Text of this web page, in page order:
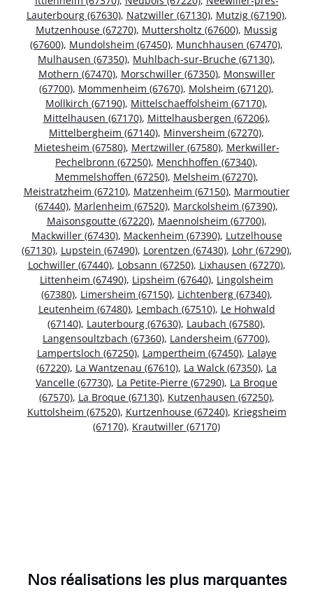
Lauterbourg (67630), Natzwiller (67130), Mutzig (67190),
Mutzenhouse (67270), Muttersholtz (67600), Mussig
(67600), Mundolsheim (67450), Munchhausen (67470),
Mulhausen (67350), Muhlbach-sur-Bruche (67130),
Mothern (67470), Morschwiller (67350), Monswiller
(67700), Mommenheim (67670), Molsheim (67120),
Mollkirch (67190), Mittelschaeffolsheim (67170),
Mittelhausen (67170), Mittelhausbergen (67206),
Mittelbergheim (67140), Minversheim (67270),
Mietesheim (67580), Mertzwiller (67580), Merkwiller-
Pechelbronn (67250), Menchhoffen (67340),
Memmelshoffen (67250), Melsheim (67270),
Meistratzheim (67210), Matzenheim (67150), Marmoutier
(67440), Marlenheim (67520), Marckolsheim (67390),
Maisonsgoutte (67220), Maennolsheim (67700),
Mackwiller (67430), Mackenheim (67390), Lutzelhouse
(67130), Lupstein (67490), Lorentzen (67430), Lohr (67290),
Lochwiller (67440), Lobsann (67250), Lixhausen (67270),
Littenheim (67490), Lipsheim (67640), Lingolsheim
(67380), Limersheim (67150), Lichtenberg (67340),
Leutenheim (67480), Lembach (67510), Le Hohwald
(67140), Lauterbourg (67630), Laubach (67580),
Langensoultzbach (67360), Landersheim (67700),
Lampertsloch (67250), Lampertheim (67450), Lalaye
(67220), La Wantzenau (67610), La Walck (67350), La
Vancelle (67730), La Petite-Pierre (67290), La Broque
(67570), La Broque (67130), Kutzenhausen (67250),
Kuttolsheim (67520), Kurtzenhouse (67240), Kriegsheim
(67170), Krautwiller (67170)
Nos réalisations les plus marquantes